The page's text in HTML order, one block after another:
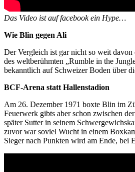
Das Video ist auf facebook ein Hype…
Wie Blin gegen Ali
Der Vergleich ist gar nicht so weit
des weltberühmten „Rumble in the
bekanntlich auf Schweizer Boden über
BCF-Arena statt Hallenstadion
Am 26. Dezember 1971 boxte Blin im
Feuerwerk gibts aber schon zwischen
später Sutter in seinem
zuvor war soviel Wucht in einem
Sieger nach Punkten wird am Ende, bei